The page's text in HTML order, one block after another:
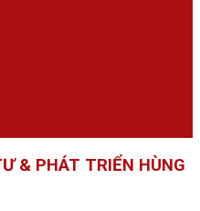
& PHÁT TRIỂN HÙNG